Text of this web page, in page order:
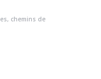
chemins de